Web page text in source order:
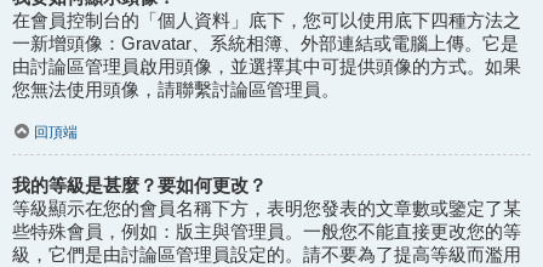
在會員控制台的「個人資料」底下，您可以使用底下四種方法之
一新增頭像：Gravatar、系統相簿、外部連結或電腦上傳。它是
由討論區管理員啟用頭像，並選擇其中可提供頭像的方式。如果
您無法使用頭像，請聯繫討論區管理員。
回頂端
我的等級是甚麼？要如何更改？
等級顯示在您的會員名稱下方，表明您發表的文章數或鑒定了某
些特殊會員，例如：版主與管理員。一般您不能直接更改您的等
級，它們是由討論區管理員設定的。請不要為了提高等級而濫用